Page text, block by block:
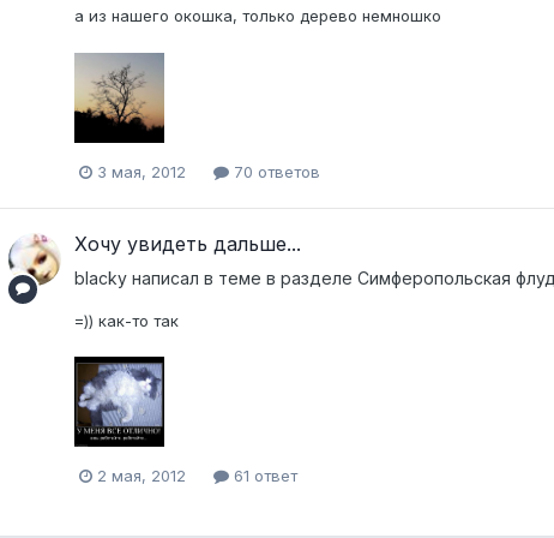
а из нашего окошка, только дерево немношко
3 мая, 2012 70 ответов
Хочу увидеть дальше...
blackyнаписал в теме в разделе Симферопольская
=)) как-то так
2 мая, 2012 61 ответ